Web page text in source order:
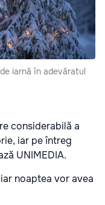
iarnă în adevăratul
considerabilă a
iar pe întreg
UNIMEDIA.
noaptea vor avea